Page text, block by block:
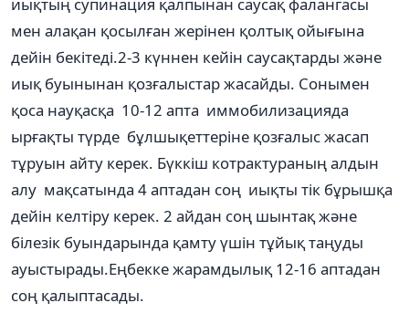
мен алақан қосылған жерінен қолтық ойығына
дейін бекітеді.2-3 күннен кейін саусақтарды және
иық буынынан қозғалыстар жасайды. Сонымен
қоса науқасқа 10-12 апта иммобилизацияда
ырғақты түрде бұлшықеттеріне қозғалыс жасап
тұруын айту керек. Бүккіш котрактураның алдын
алу мақсатында 4 аптадан соң иықты тік бұрышқа
дейін келтіру керек. 2 айдан соң шынтақ және
білезік буындарында қамту үшін тұйық таңуды
ауыстырады.Еңбекке жарамдылық 12-16 аптадан
соң қалыптасады.